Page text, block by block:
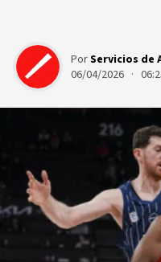
PorServicios de
06/04/2026 ·